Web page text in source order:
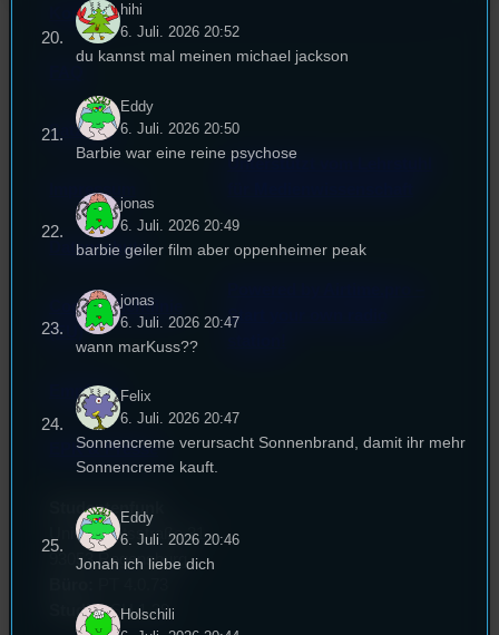
Kontakt
Satzung
Impressum
Datenschutz
Cookie-Richtlinie
(EU)
Empfang
EPK & Presse
Unterstützt vom Lehrstuhl
Start your own radio
Studentenfunk
Universitätsstraße 31
93053 Regensburg
Studio:SH 1.39
hihi
6. Juli. 2026 20:52
du kannst mal meinen michael jackson
Eddy
6. Juli. 2026 20:50
Barbie war eine reine psychose
jonas
6. Juli. 2026 20:49
barbie geiler film aber oppenheimer peak
jonas
6. Juli. 2026 20:47
wann marKuss??
Felix
6. Juli. 2026 20:47
Sonnencreme verursacht Sonnenbrand, damit ihr mehr
Sonnencreme kauft.
Eddy
6. Juli. 2026 20:46
Jonah ich liebe dich
Holschili